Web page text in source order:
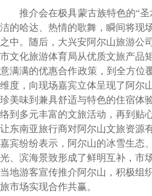
推介会在极具蒙古族特色的“圣
洁的哈达、热情的歌舞，瞬间将现
之中。随后，大兴安阿尔山旅游公
市文化旅游体育局从优质文旅产品
意满满的优惠合作政策，到全方位
维度，向现场嘉宾立体呈现了阿尔
珍美味到兼具舒适与特色的住宿体
络到多元丰富的文旅活动，再到贴
让东南亚旅行商对阿尔山文旅资源
嘉宾纷纷表示，阿尔山的冰雪生态
光、滨海景致形成了鲜明互补，市
当地游客宣传推介阿尔山，积极组
旅市场实现合作共赢。